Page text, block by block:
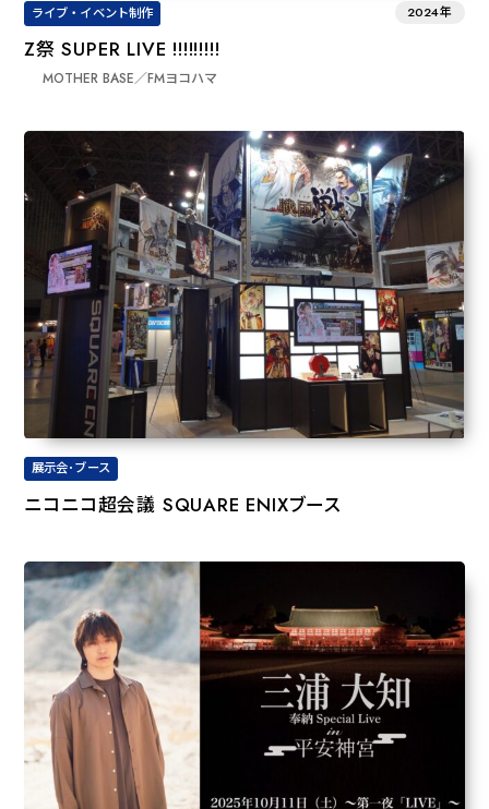
ライブ・イベント制作 2024年
Z祭 SUPER LIVE !!!!!!!!!
MOTHER BASE／FMヨコハマ
展示会･ブース
ニコニコ超会議 SQUARE ENIXブース